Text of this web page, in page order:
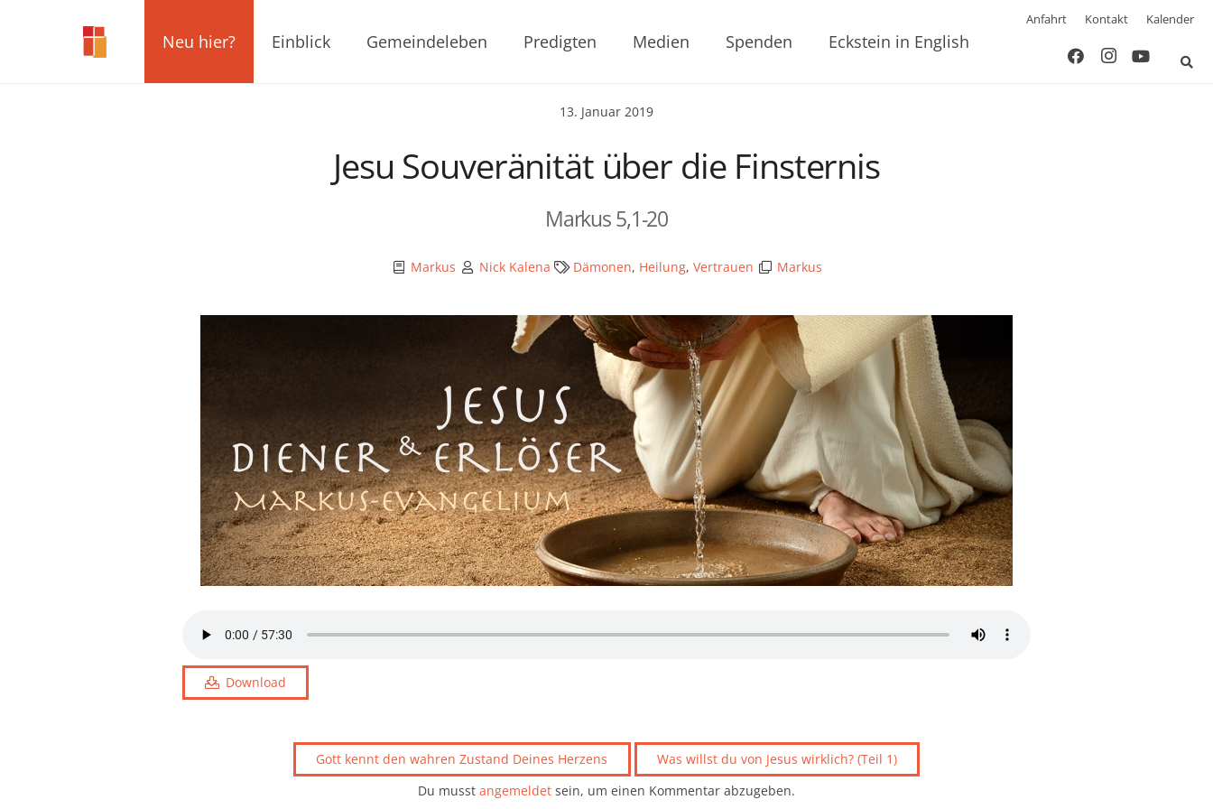
Neu hier? Einblick Gemeindeleben Predigten Medien Spenden Eckstein in English
Anfahrt Kontakt Kalender
13. Januar 2019
Jesu Souveränität über die Finsternis
Markus 5,1-20
Markus Nick Kalena Dämonen, Heilung, Vertrauen Markus
Download
Gott kennt den wahren Zustand Deines Herzens
Was willst du von Jesus wirklich? (Teil 1)
Du musst angemeldet sein, um einen Kommentar abzugeben.